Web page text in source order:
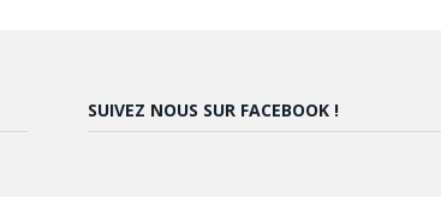
SUIVEZ NOUS SUR FACEBOOK !